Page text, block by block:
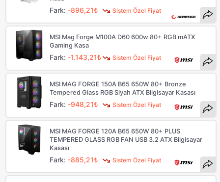
Sistem Özel Fiyat
Fark: -896,21₺
Sistem Özel Fiyat
MSI Mag Forge M100A D60 600w 80+ RGB mATX
Gaming Kasa
Fark: -1.143,21₺
Sistem Özel Fiyat
MSI MAG FORGE 150A B65 650W 80+ Bronze
Tempered Glass RGB Siyah ATX Bilgisayar Kasası
Fark: -948,21₺
Sistem Özel Fiyat
MSI MAG FORGE 120A B65 650W 80+ PLUS
TEMPERED GLASS RGB FAN USB 3.2 ATX Bilgisayar
Kasası
Fark: -885,21₺